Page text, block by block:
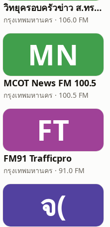
วิทยุครอบครัวข่าว ส.ทร. FM 106 MHz
กรุงเทพมหานคร · 106.0 FM
MN
MCOT News FM 100.5
กรุงเทพมหานคร · 100.5 FM
FT
FM91 Trafficpro
กรุงเทพมหานคร · 91.0 FM
จ(